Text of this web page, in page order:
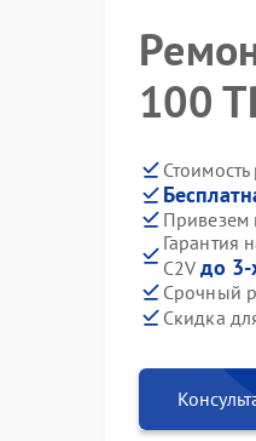
100
Привезем
Гарантия
C2Vдо 3-
Срочный
Скидка